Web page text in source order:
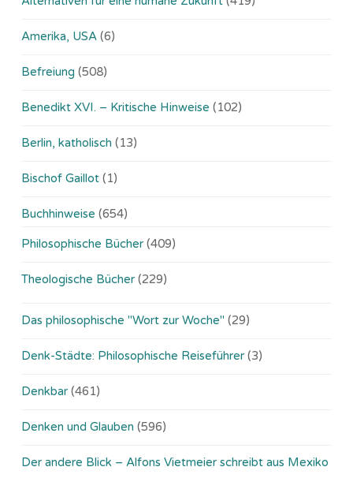
Amerika, USA (6)
Befreiung (508)
Benedikt XVI. – Kritische Hinweise (102)
Berlin, katholisch (13)
Bischof Gaillot (1)
Buchhinweise (654)
Philosophische Bücher (409)
Theologische Bücher (229)
Das philosophische "Wort zur Woche" (29)
Denk-Städte: Philosophische Reiseführer (3)
Denkbar (461)
Denken und Glauben (596)
Der andere Blick – Alfons Vietmeier schreibt aus Mexiko